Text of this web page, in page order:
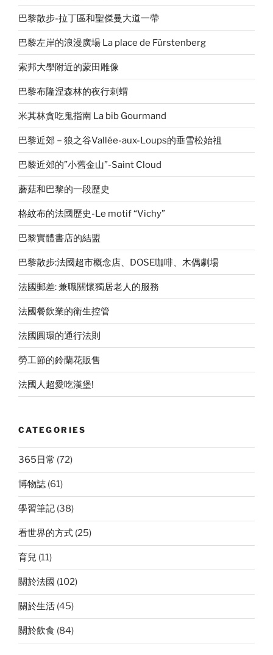
巴黎散步-拉丁區和聖傑曼大道一帶
巴黎左岸的浪漫廣場 La place de Fürstenberg
索邦大學附近的蒙田雕像
巴黎布隆涅森林的夜行刺蝟
米其林貪吃鬼指南 La bib Gourmand
巴黎近郊－狼之谷Vallée-aux-Loups的垂雪松始祖
巴黎近郊的”小舊金山”-Saint Cloud
蘑菇和巴黎的一段歷史
格紋布的法國歷史-Le motif “Vichy”
巴黎實體書店的結盟
巴黎散步:法國超市概念店、DOSE咖啡、木偶劇場
法國郵差: 兼職關懷獨居老人的服務
法國餐飲業的衛生控管
法國圓環的通行法則
勞工節的鈴蘭花販售
法國人超愛吃漢堡!
CATEGORIES
365日常 (72)
博物誌 (61)
學習筆記 (38)
看世界的方式 (25)
育兒 (11)
關於法國 (102)
關於生活 (45)
關於飲食 (84)